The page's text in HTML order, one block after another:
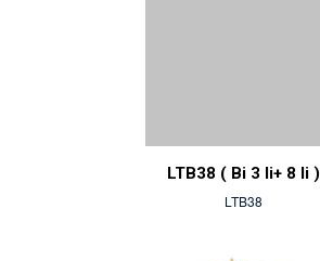
LTB38 ( Bi 3 li+ 8 li )
LTB38